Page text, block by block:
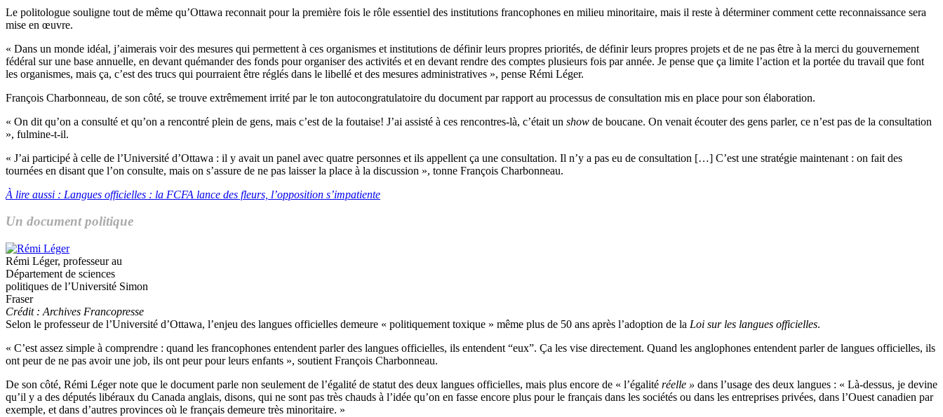
Le politologue souligne tout de même qu’Ottawa reconnait pour la première fois le rôle essentiel des institutions francophones en milieu minoritaire, mais il reste à déterminer comment cette reconnaissance sera
mise en œuvre.
« Dans un monde idéal, j’aimerais voir des mesures qui permettent à ces organismes et institutions de définir leurs propres priorités, de définir leurs propres projets et de ne pas être à la merci du gouvernement
fédéral sur une base annuelle, en devant quémander des fonds pour organiser des activités et en devant rendre des comptes plusieurs fois par année. Je pense que ça limite l’action et la portée du travail que font
les organismes, mais ça, c’est des trucs qui pourraient être réglés dans le libellé et des mesures administratives », pense Rémi Léger.
François Charbonneau, de son côté, se trouve extrêmement irrité par le ton autocongratulatoire du document par rapport au processus de consultation mis en place pour son élaboration.
« On dit qu’on a consulté et qu’on a rencontré plein de gens, mais c’est de la foutaise! J’ai assisté à ces rencontres-là, c’était un show de boucane. On venait écouter des gens parler, ce n’est pas de la consultation
», fulmine-t-il.
« J’ai participé à celle de l’Université d’Ottawa : il y avait un panel avec quatre personnes et ils appellent ça une consultation. Il n’y a pas eu de consultation […] C’est une stratégie maintenant : on fait des
tournées en disant que l’on consulte, mais on s’assure de ne pas laisser la place à la discussion », tonne François Charbonneau.
À lire aussi : Langues officielles : la FCFA lance des fleurs, l’opposition s’impatiente
Un document politique
Rémi Léger, professeur au
Département de sciences
politiques de l’Université Simon
Fraser
Crédit : Archives Francopresse
Selon le professeur de l’Université d’Ottawa, l’enjeu des langues officielles demeure « politiquement toxique » même plus de 50 ans après l’adoption de la Loi sur les langues officielles.
« C’est assez simple à comprendre : quand les francophones entendent parler des langues officielles, ils entendent “eux”. Ça les vise directement. Quand les anglophones entendent parler de langues officielles, ils
ont peur de ne pas avoir une job, ils ont peur pour leurs enfants », soutient François Charbonneau.
De son côté, Rémi Léger note que le document parle non seulement de l’égalité de statut des deux langues officielles, mais plus encore de « l’égalité réelle » dans l’usage des deux langues : « Là-dessus, je devine
qu’il y a des députés libéraux du Canada anglais, disons, qui ne sont pas très chauds à l’idée qu’on en fasse encore plus pour le français dans les sociétés ou dans les entreprises privées, dans l’Ouest canadien par
exemple, et dans d’autres provinces où le français demeure très minoritaire. »